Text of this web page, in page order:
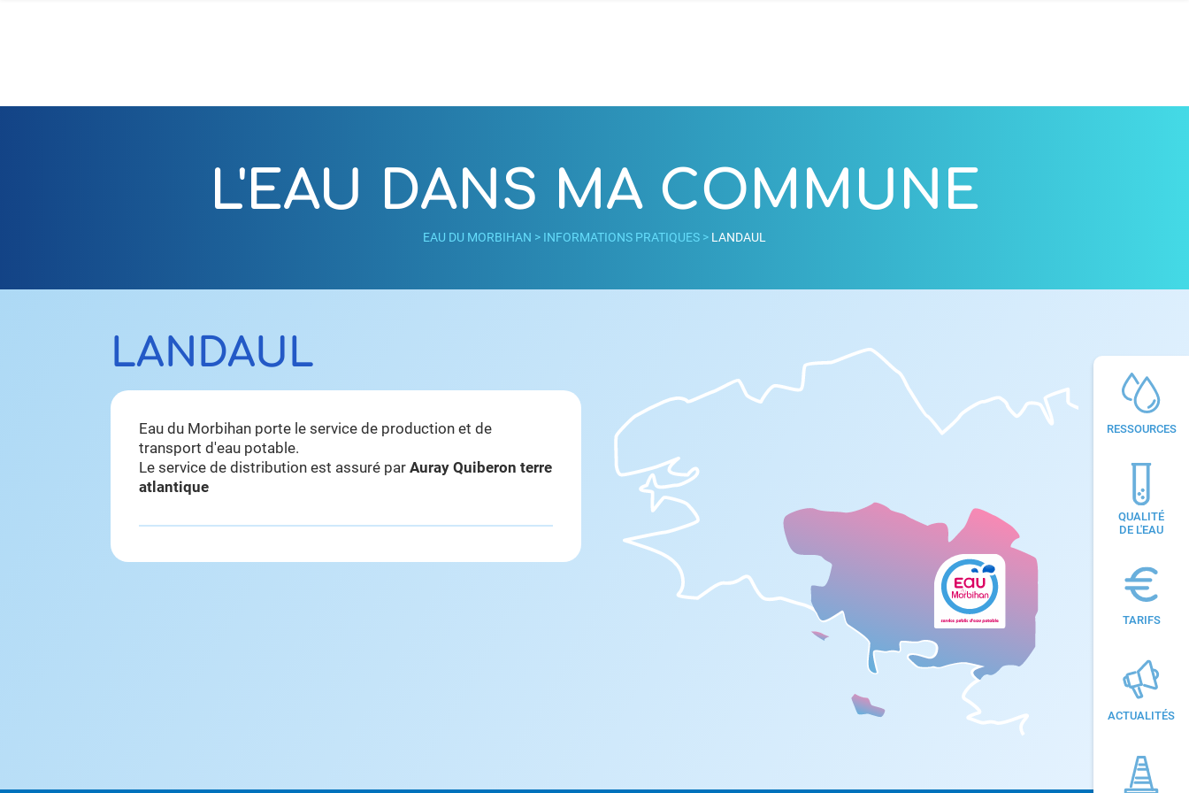
RESSOURCES
QUALITÉ
DE L'EAU
TARIFS
ACTUALITÉS
L'EAU DANS MA COMMUNE
EAU DU MORBIHAN > INFORMATIONS PRATIQUES > LANDAUL
LANDAUL
Eau du Morbihan porte le service de production et de
transport d'eau potable.
Le service de distribution est assuré parAuray Quiberon terre
atlantique